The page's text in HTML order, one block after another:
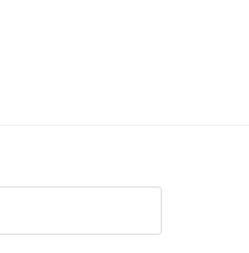
Escape